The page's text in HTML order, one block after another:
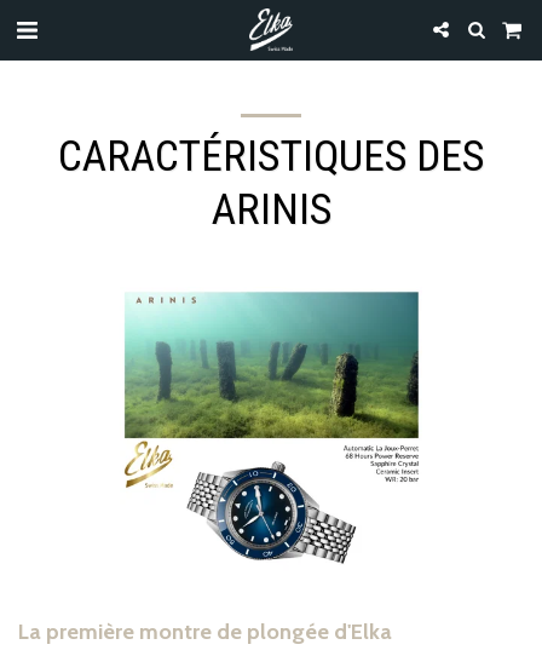
CARACTÉRISTIQUES DES
ARINIS
La première montre de plongée d'Elka